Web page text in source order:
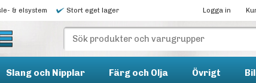
& elsystem Stort eget lager Logga in
Slang och Nipplar Färg och Olja Övrigt